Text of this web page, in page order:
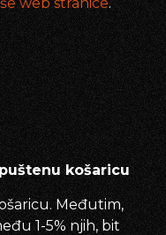
košaricu
Međutim,
1-5% njih, bit